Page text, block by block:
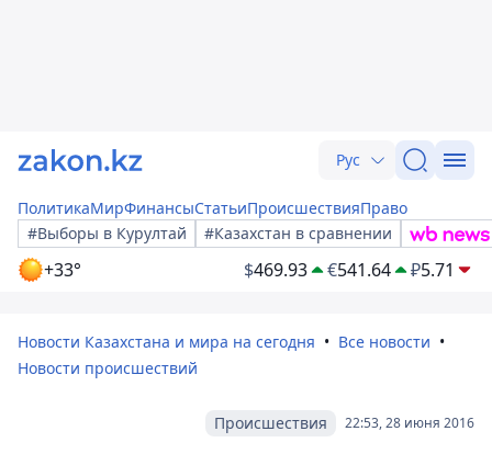
Рус
ПолитикаМирФинансыСтатьиПроисшествияПраво
#Выборы в Курултай
#Казахстан в сравнении
+33° $469.93 €541.64 ₽5.71
Новости Казахстана и мира на сегодня
Все новости
Новости происшествий
22:53, 28 июня 2016
Происшествия